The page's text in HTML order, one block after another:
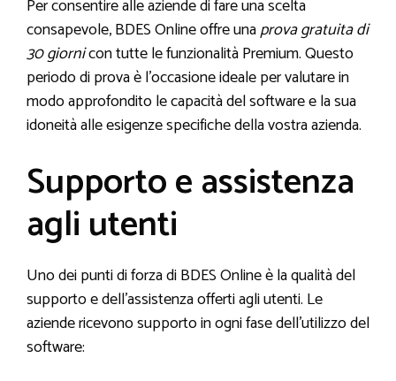
Per consentire alle aziende di fare una scelta
consapevole, BDES Online offre unaprova gratuita di
30 giornicon tutte le funzionalità Premium. Questo
periodo di prova è l’occasione ideale per valutare in
modo approfondito le capacità del software e la sua
idoneità alle esigenze specifiche della vostra azienda.
Supporto e assistenza
agli utenti
Uno dei punti di forza di BDES Online è la qualità del
supporto e dell’assistenza offerti agli utenti. Le
aziende ricevono supporto in ogni fase dell’utilizzo del
software: